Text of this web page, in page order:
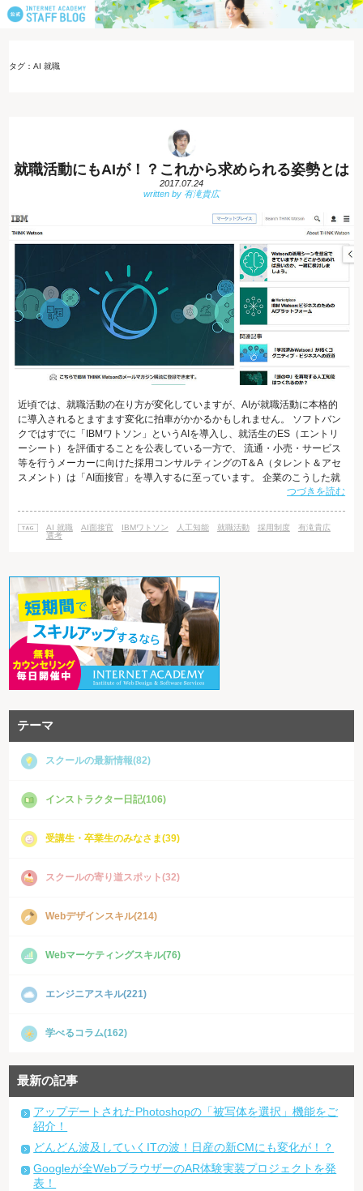
タグ：AI 就職
就職活動にもAIが！？これから求められる姿勢とは
2017.07.24
近頃では、就職活動の在り方が変化していますが、AIが就職活動に本格的
に導入されるとますます変化に拍車がかかるかもしれません。 ソフトバン
クではすでに「IBMワトソン」というAIを導入し、就活生のES（エントリ
ーシート）を評価することを公表している一方で、 流通・小売・サービス
等を行うメーカーに向けた採用コンサルティングのT＆A（タレント＆アセ
スメント）は「AI面接官」を導入するに至っています。 企業のこうした就
職活動におけるAIの導入にはどのような背景があるのでしょうか。 AIが就
のは、やはり効率化のためであるといえます。 例えば、ESの選考段階で
も、評価基準が統一でき、時間も大幅に短縮できます。ソフトバンクで
つづきを読む
AI 就職 AI面接官 IBMワトソン 人工知能 就職活動 採用制度
有滝貴広
選考
テーマ
スクールの最新情報(82)
インストラクター日記(106)
受講生・卒業生のみなさま(39)
スクールの寄り道スポット(32)
Webデザインスキル(214)
Webマーケティングスキル(76)
エンジニアスキル(221)
学べるコラム(162)
最新の記事
アップデートされたPhotoshopの「被写体を選択」機能をご
紹介！
どんどん波及していくITの波！日産の新CMにも変化が！？
Googleが全WebブラウザーのAR体験実装プロジェクトを発
表！